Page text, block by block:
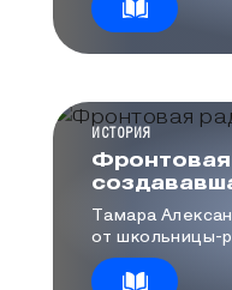
КАТЕГОРИЯ МЕДИА
ИСТОРИЯ
Фронтовая
первых
Тамара
от школьницы-
до
радистка после